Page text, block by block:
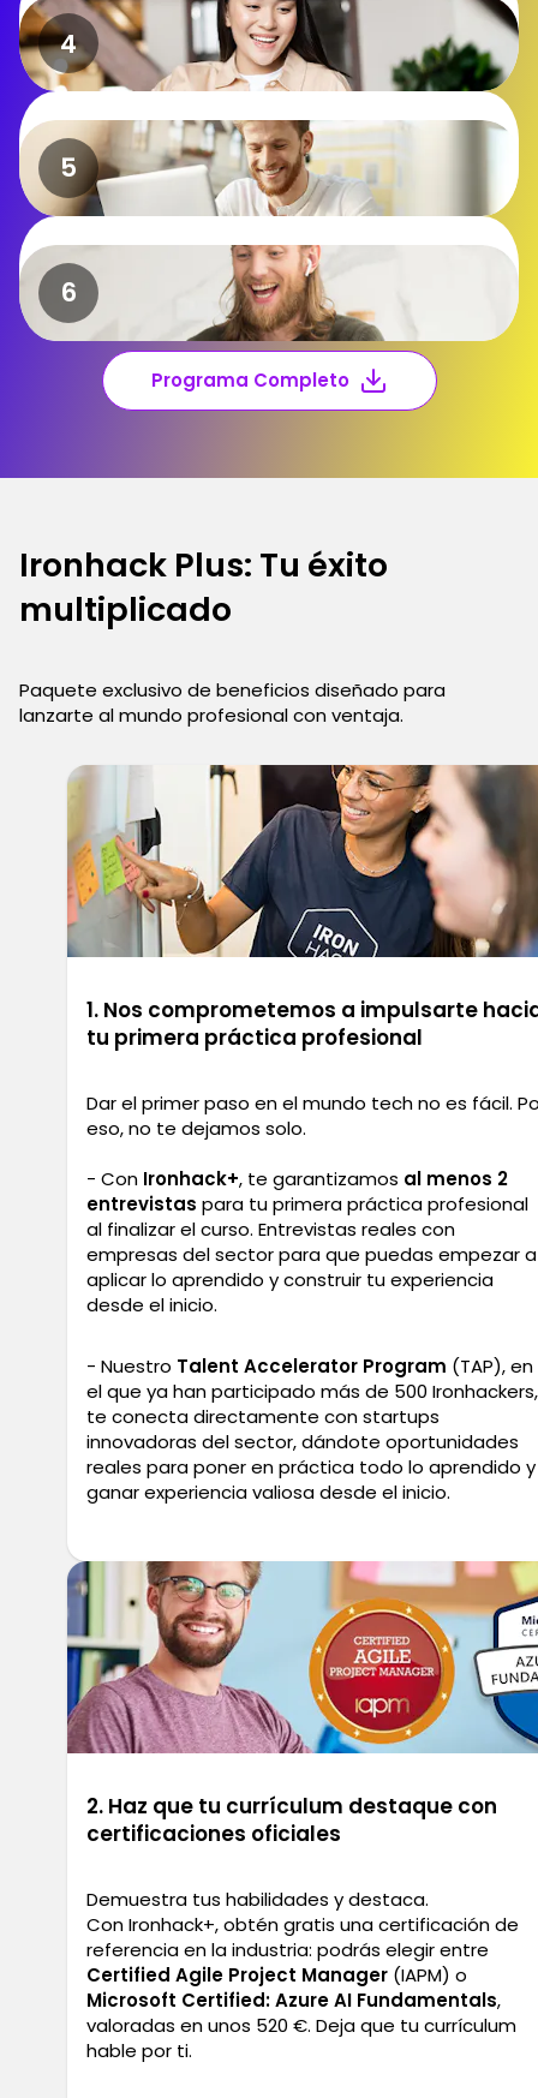
Programa Completo
Ironhack Plus: Tu éxito
multiplicado
Paquete exclusivo de beneficios diseñado para
lanzarte al mundo profesional con ventaja.
1. Nos comprometemos a impulsarte
tu primera práctica profesional
Dar el primer paso en el mundo tech no es fácil.
eso, no te dejamos solo.
- Con Ironhack+, te garantizamos al menos 2
entrevistas para tu primera práctica profesional
al finalizar el curso. Entrevistas reales con
empresas del sector para que puedas empezar a
aplicar lo aprendido y construir tu experiencia
desde el inicio.
- Nuestro Talent Accelerator Program (TAP), en
el que ya han participado más de 500 Ironhackers,
te conecta directamente con startups
innovadoras del sector, dándote oportunidades
reales para poner en práctica todo lo aprendido y
ganar experiencia valiosa desde el inicio.
2. Haz que tu currículum destaque con
certificaciones oficiales
Demuestra tus habilidades y destaca.
Con Ironhack+, obtén gratis una certificación de
referencia en la industria: podrás elegir entre
Certified Agile Project Manager (IAPM) o
Microsoft Certified: Azure AI Fundamentals,
valoradas en unos 520 €. Deja que tu currículum
hable por ti.